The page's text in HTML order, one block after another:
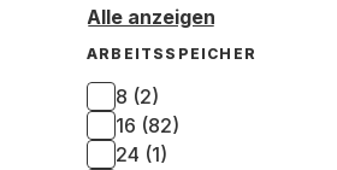
Alle anzeigen
ARBEITSSPEICHER
8 (2)
16 (82)
24 (1)